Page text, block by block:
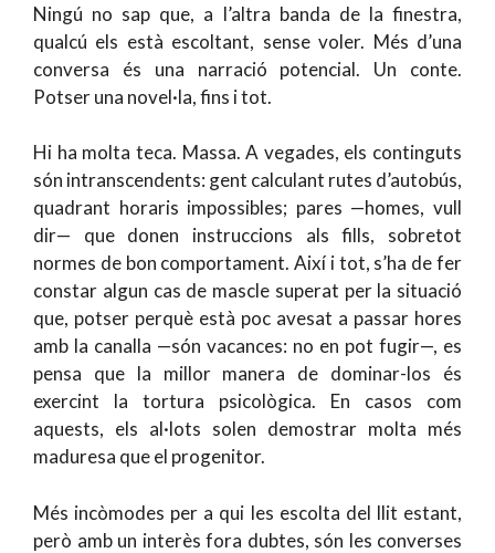
Ningú no sap que, a l’altra banda de la finestra,
qualcú els està escoltant, sense voler. Més d’una
conversa és una narració potencial. Un conte.
Potser una novel·la, fins i tot.
Hi ha molta teca. Massa. A vegades, els continguts
són intranscendents: gent calculant rutes d’autobús,
quadrant horaris impossibles; pares —homes, vull
dir— que donen instruccions als fills, sobretot
normes de bon comportament. Així i tot, s’ha de fer
constar algun cas de mascle superat per la situació
que, potser perquè està poc avesat a passar hores
amb la canalla —són vacances: no en pot fugir—, es
pensa que la millor manera de dominar-los és
exercint la tortura psicològica. En casos com
aquests, els al·lots solen demostrar molta més
maduresa que el progenitor.
Més incòmodes per a qui les escolta del llit estant,
però amb un interès fora dubtes, són les converses